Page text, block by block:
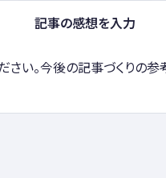
記事の感想を入力
さい。今後の記事づくりの